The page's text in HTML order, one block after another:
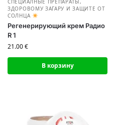
СПЕЦИАЛНЫЕ ПРЕПАРАТЫ,
ЗДОРОВОМУ ЗАГАРУ И ЗАЩИТЕ ОТ
СОЛНЦА
Регенерирующий крем Радио
R 1
21.00€
В корзину